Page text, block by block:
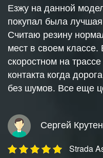
Езжу на данной
покупал была
Считаю резину
мест в своем
скоростном на
контакта когда
без шумов. Все еще
Сергей
Strada